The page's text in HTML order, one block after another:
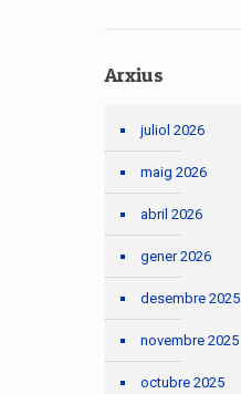
Arxius
juliol 2026
maig 2026
abril 2026
gener 2026
desembre 2025
novembre 2025
octubre 2025